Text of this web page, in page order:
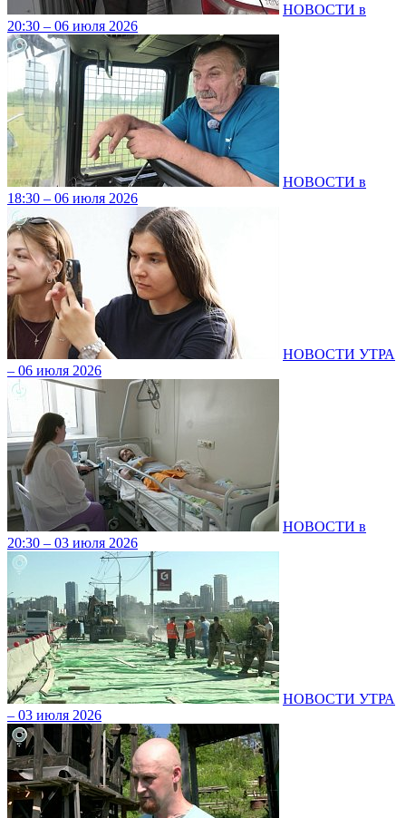
НОВОСТИ в
20:30 – 06 июля 2026
НОВОСТИ в
18:30 – 06 июля 2026
НОВОСТИ УТРА
– 06 июля 2026
НОВОСТИ в
20:30 – 03 июля 2026
НОВОСТИ УТРА
– 03 июля 2026